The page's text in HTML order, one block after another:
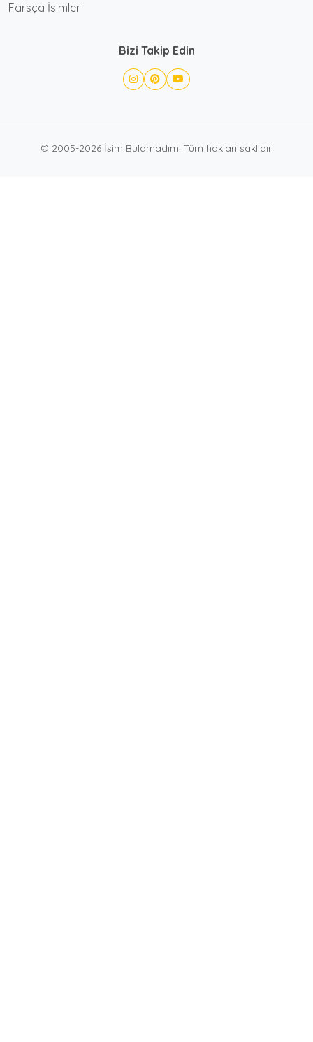
Farsça İsimler
Bizi Takip Edin
© 2005-2026 İsim Bulamadım. Tüm hakları saklıdır.